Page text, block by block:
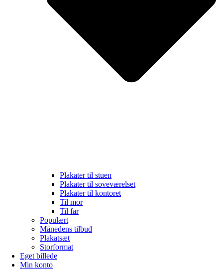
Plakater til stuen
Plakater til soveværelset
Plakater til kontoret
Til mor
Til far
Populært
Månedens tilbud
Plakatsæt
Storformat
Eget billede
Min konto